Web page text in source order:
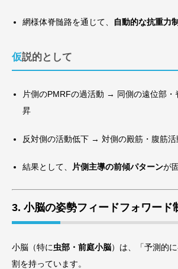
網様体脊髄路を通じて、 自動的な抗重力
仮説的として
片側のPMRFの過活動 → 同側の遠位部・
昇
反対側の活動低下 → 対側の殿筋・腹筋活
結果として、 片側主導の前傾パターンが
3. 小脳の姿勢フィードフォワード
小脳（特に虫部・前庭小脳）は、「予測的
割を持っています。